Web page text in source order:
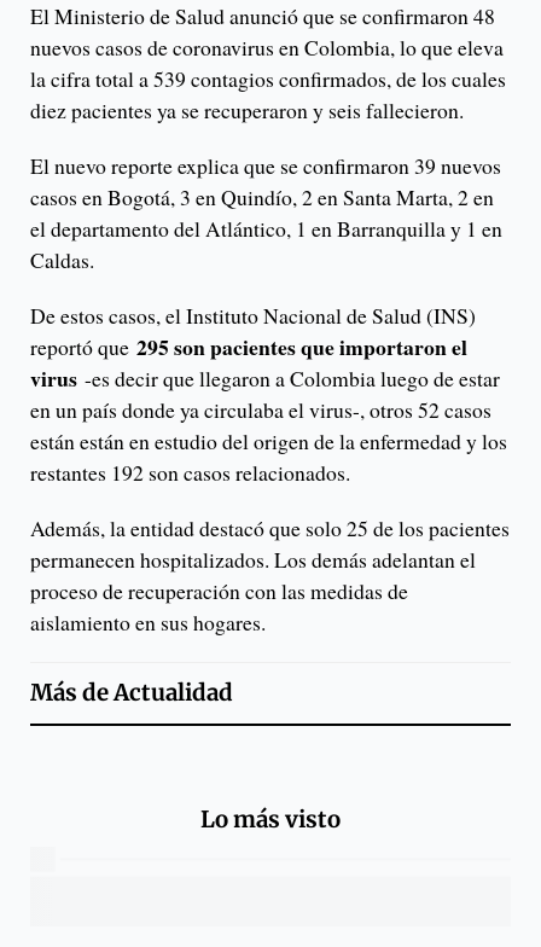
El Ministerio de Salud anunció que se confirmaron 48
nuevos casos de coronavirus en Colombia, lo que eleva
la cifra total a 539 contagios confirmados, de los cuales
diez pacientes ya se recuperaron y seis fallecieron.
El nuevo reporte explica que se confirmaron 39 nuevos
casos en Bogotá, 3 en Quindío, 2 en Santa Marta, 2 en
el departamento del Atlántico, 1 en Barranquilla y 1 en
Caldas.
De estos casos, el Instituto Nacional de Salud (INS)
reportó que 295 son pacientes que importaron el
virus -es decir que llegaron a Colombia luego de estar
en un país donde ya circulaba el virus-, otros 52 casos
están están en estudio del origen de la enfermedad y los
restantes 192 son casos relacionados.
Además, la entidad destacó que solo 25 de los pacientes
permanecen hospitalizados. Los demás adelantan el
proceso de recuperación con las medidas de
aislamiento en sus hogares.
Más deActualidad
Lo más visto